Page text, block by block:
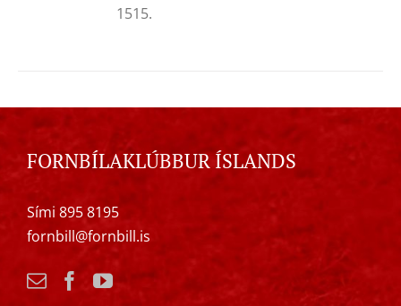
1515.
FORNBÍLAKLÚBBUR ÍSLANDS
Sími 895 8195
fornbill@fornbill.is